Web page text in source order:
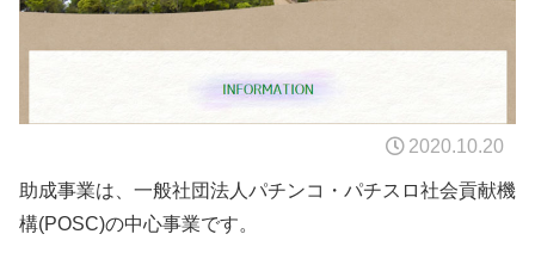
2020.10.20
助成事業は、一般社団法人パチンコ・パチスロ社会貢献機
構(POSC)の中心事業です。